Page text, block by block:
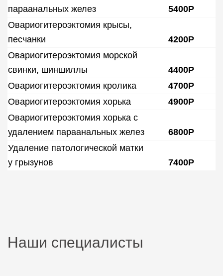
параанальных желез
5400Р
Овариогитероэктомия крысы,
песчанки
4200Р
Овариогитероэктомия морской
свинки, шиншиллы
4400Р
Овариогитероэктомия кролика
4700Р
Овариогитероэктомия хорька
4900Р
Овариогитероэктомия хорька с
удалением параанальных желез
6800Р
Удаление патологической матки
у грызунов
7400Р
Наши специалисты